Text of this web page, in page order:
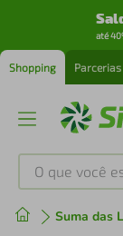
até
Shopping
O que você
Suma das
Produtos